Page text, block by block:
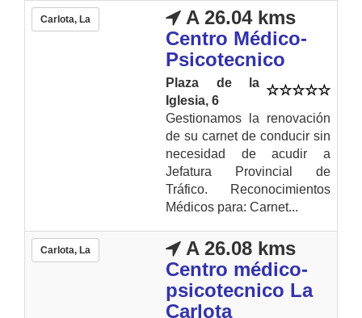
Carlota, La
A 26.04 kms
Centro Médico-
Psicotecnico
Plaza de la
Iglesia, 6
Gestionamos la renovación
de su carnet de conducir sin
necesidad de acudir a
Jefatura Provincial de
Tráfico. Reconocimientos
Médicos para: Carnet...
Carlota, La
A 26.08 kms
Centro médico-
psicotecnico La
Carlota